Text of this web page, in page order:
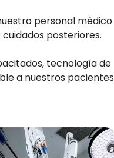
personal médico
posteriores.
tecnología de
a nuestros pacientes